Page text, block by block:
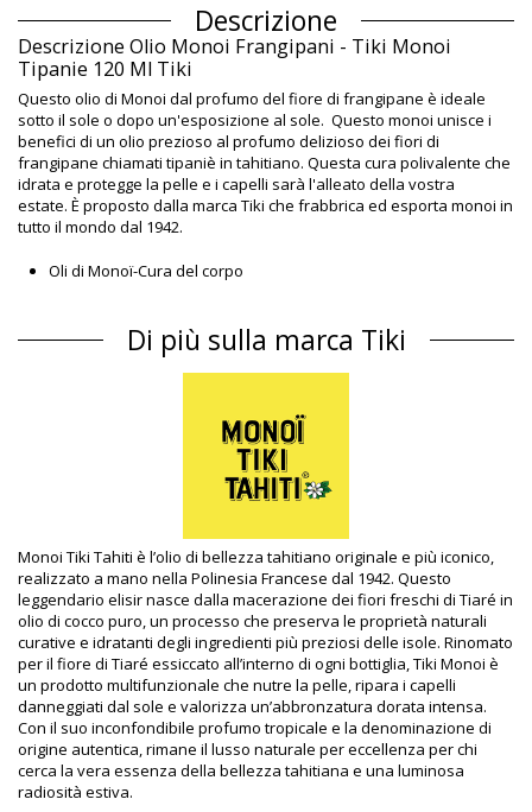
Descrizione
Descrizione Olio Monoi Frangipani - Tiki Monoi
Tipanie 120 Ml Tiki
Questo olio di Monoi dal profumo del fiore di frangipane è ideale
sotto il sole o dopo un'esposizione al sole. Questo monoi unisce i
benefici di un olio prezioso al profumo delizioso dei fiori di
frangipane chiamati tipaniè in tahitiano. Questa cura polivalente che
idrata e protegge la pelle e i capelli sarà l'alleato della vostra
estate. È proposto dalla marca Tiki che frabbrica ed esporta monoi in
tutto il mondo dal 1942.
Oli di Monoï-Cura del corpo
Profumo: Tipanie
Origine: Prodotto in Tahiti (Polinesia Francese)
Composizione
Composizione: 99% Monoï de Tahiti Appellation of Origin (AO).
Cocos nucifera (coconut) oil, Gardenia Taitensis Flower Extract,
Parfum (Fragrance), Tocopherol (Vitamin E), Amyl cinnamal,
oil/extract, Citronellol, Geran
Informazioni sul prodotto
Dipartimento: Unisex, Oli di Monoï
Il pacchetto include: 1 x Oli di Monoï (Altri accessori non inclusi)
HS CODE (Codice doganale): 330499
SKU: 350475001109
EAN: Taglia unica (3504750011097)
Riferimento del fornitore: 1MT
Peso: 130g / 0.29lb / 4.59oz
Foto ritoccate
Istruzioni di lavaggio e cura
Di più sulla marca Tiki
Monoi Tiki Tahiti è l’olio di bellezza tahitiano originale e più iconico,
realizzato a mano nella Polinesia Francese dal 1942. Questo
leggendario elisir nasce dalla macerazione dei fiori freschi di Tiaré in
olio di cocco puro, un processo che preserva le proprietà naturali
curative e idratanti degli ingredienti più preziosi delle isole. Rinomato
per il fiore di Tiaré essiccato all’interno di ogni bottiglia, Tiki Monoi è
un prodotto multifunzionale che nutre la pelle, ripara i capelli
danneggiati dal sole e valorizza un’abbronzatura dorata intensa.
Con il suo inconfondibile profumo tropicale e la denominazione di
origine autentica, rimane il lusso naturale per eccellenza per chi
cerca la vera essenza della bellezza tahitiana e una luminosa
radiosità estiva.